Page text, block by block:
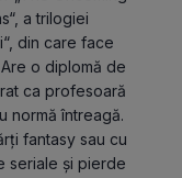
a trilogiei
din care face
Are o diplomă de
ca profesoară
normă întreagă.
fantasy sau cu
seriale și pierde